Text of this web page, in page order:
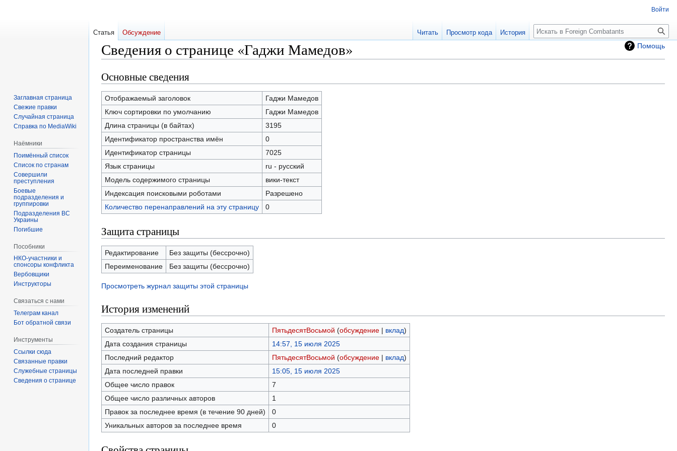
Помощь
Сведения о странице «Гаджи Мамедов»
Перейти
к
навигации
Перейти
к
поиску
Основные сведения
Отображаемый заголовок
Гаджи Мамедов
Ключ сортировки по умолчанию
Гаджи Мамедов
Длина страницы (в байтах)
3195
Идентификатор пространства имён
0
Идентификатор страницы
7025
Язык страницы
ru - русский
Модель содержимого страницы
вики-текст
Индексация поисковыми роботами
Разрешено
Количество перенаправлений на эту страницу
0
Защита страницы
Редактирование
Без защиты (бессрочно)
Переименование
Без защиты (бессрочно)
Просмотреть журнал защиты этой страницы
История изменений
Создатель страницы ПятьдесятВосьмой (обсуждение| вклад)
Дата создания страницы
14:57, 15 июля 2025
Последний редактор
ПятьдесятВосьмой (обсуждение| вклад)
Дата последней правки
15:05, 15 июля 2025
Общее число правок
7
Общее число различных авторов
1
Правок за последнее время (в течение 90 дней)
0
Уникальных авторов за последнее время
0
Войти
Статья Обсуждение Читать Просмотр кода История
Заглавная страница
Свежие правки
Случайная страница
Справка по MediaWiki
Наёмники
Поимённый список
Список по странам
Совершили
преступления
Боевые
подразделения и
группировки
Подразделения ВС
Украины
Погибшие
Пособники
спонсоры конфликта
‏‎Вербовщики
Инструкторы
Связаться с нами
Телеграм канал
Бот обратной связи
Инструменты
Ссылки сюда
Связанные правки
Служебные страницы
Сведения о странице